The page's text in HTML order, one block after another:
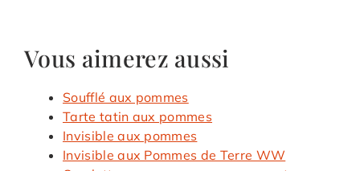
Vous aimerez aussi
Soufflé aux pommes
Tarte tatin aux pommes
Invisible aux pommes
Invisible aux Pommes de Terre WW